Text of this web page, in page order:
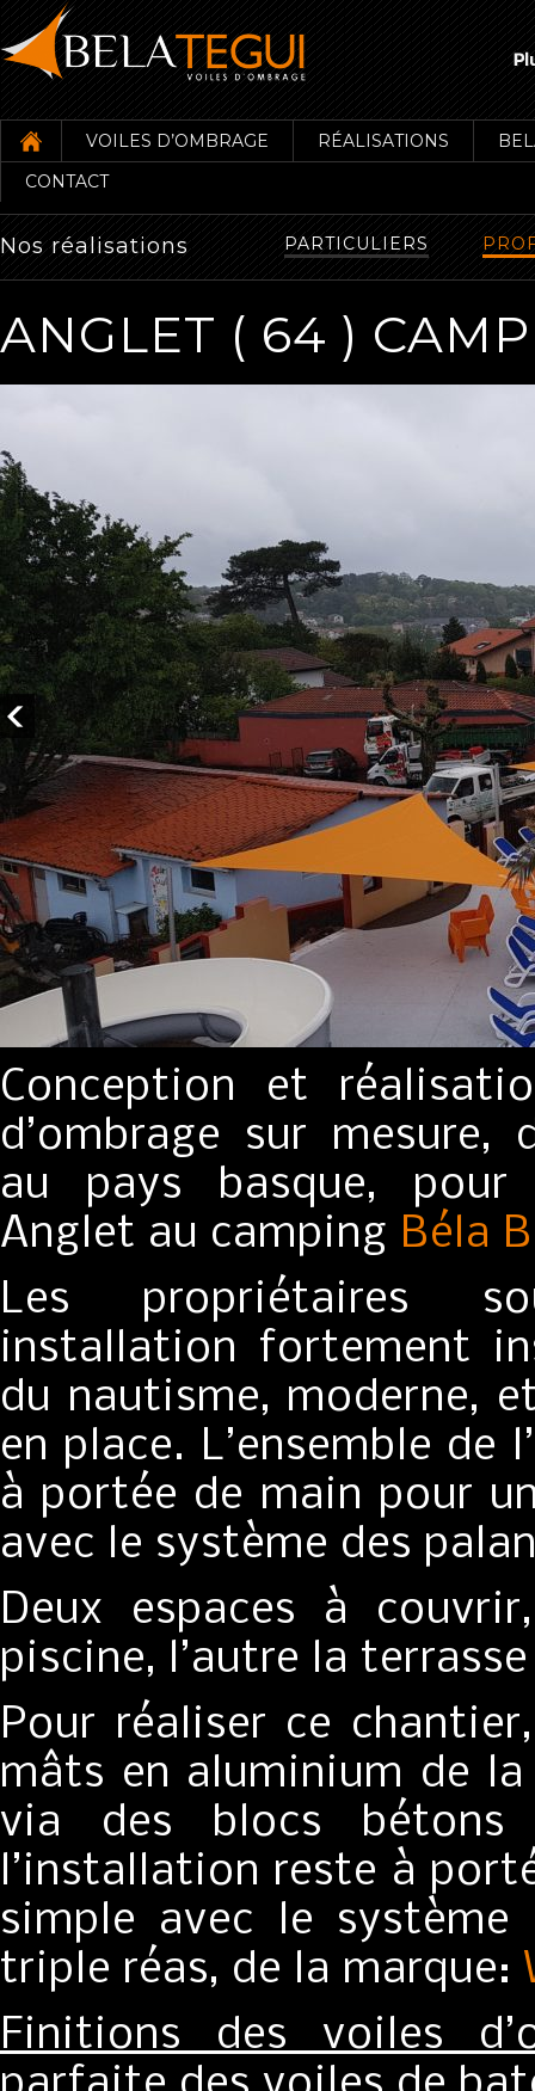
VOILES D’OMBRAGE RÉALISATIONS
CONTACT
Nos réalisations PARTICULIERS
ANGLET ( 64 )
Conception et
d’ombrage sur mesure,
au pays basque,
Anglet au camping Béla
Les propriétaires
installation fortement
du nautisme, moderne,
en place. L’ensemble de
à portée de main pour
avec le système des
Deux espaces à
piscine, l’autre la
Pour réaliser ce
mâts en aluminium de
via des blocs bétons
l’installation reste à
simple avec le
triple réas, de la marque:
Finitions des voiles